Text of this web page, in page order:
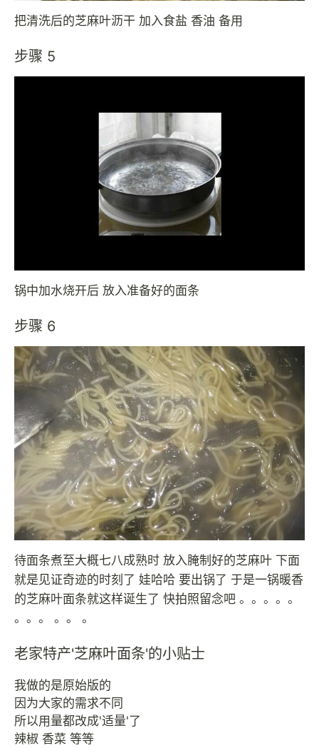
把清洗后的芝麻叶沥干 加入食盐 香油 备用
步骤 5
锅中加水烧开后 放入准备好的面条
步骤 6
待面条煮至大概七八成熟时 放入腌制好的芝麻叶 下面
就是见证奇迹的时刻了 娃哈哈 要出锅了 于是一锅暖香
的芝麻叶面条就这样诞生了 快拍照留念吧 。。。。。
。。。 。。 。
老家特产'芝麻叶面条'的小贴士
我做的是原始版的
因为大家的需求不同
所以用量都改成'适量'了
辣椒 香菜 等等